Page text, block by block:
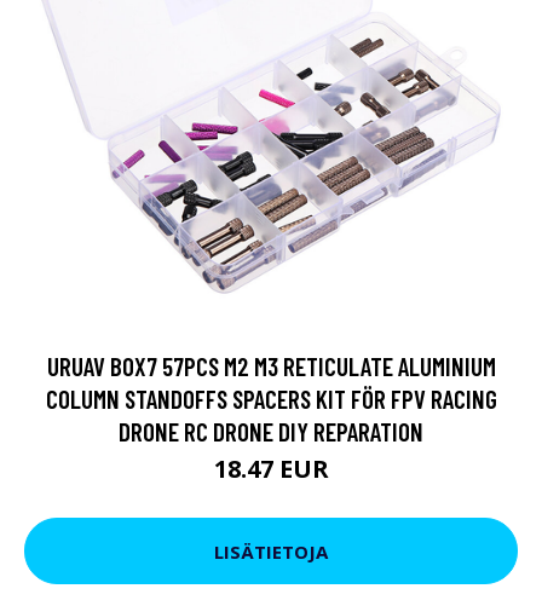
URUAV BOX7 57PCS M2 M3 RETICULATE ALUMINIUM
COLUMN STANDOFFS SPACERS KIT FÖR FPV RACING
DRONE RC DRONE DIY REPARATION
18.47 EUR
LISÄTIETOJA